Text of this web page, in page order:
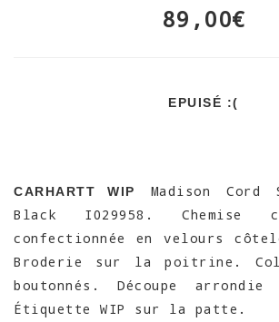
89,00€
EPUISÉ :(
CARHARTT WIP
Madison
Black I029958. Chemise
confectionnée en velours
Broderie sur la poitrine.
boutonnés. Découpe
Étiquette WIP sur la patte.